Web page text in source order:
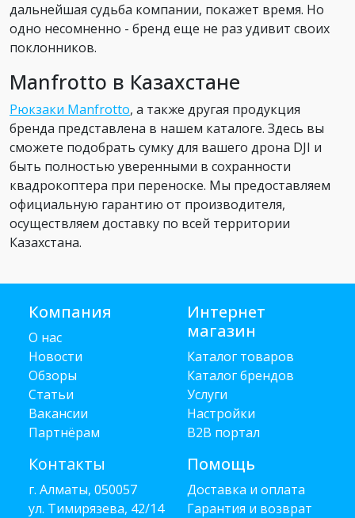
дальнейшая судьба компании, покажет время. Но
одно несомненно - бренд еще не раз удивит своих
поклонников.
Manfrotto в Казахстане
Рюкзаки Manfrotto, а также другая продукция
бренда представлена в нашем каталоге. Здесь вы
сможете подобрать сумку для вашего дрона DJI и
быть полностью уверенными в сохранности
квадрокоптера при переноске. Мы предоставляем
официальную гарантию от производителя,
осуществляем доставку по всей территории
Казахстана.
Компания
О нас
Новости
Обзоры
Статьи
Вакансии
Партнёрам
Контакты
г. Алматы, 050057
ул. Тимирязева, 42/14
Интернет
магазин
Каталог товаров
Каталог брендов
Услуги
Настройки
B2B портал
Помощь
Доставка и оплата
Гарантия и возврат